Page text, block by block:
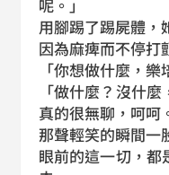
呢。」
用腳踢了踢屍體，
因為麻痺而不停打
「你想做什麼，
「做什麼？沒什
真的很無聊，呵呵
那聲輕笑的瞬間一
眼前的這一切，